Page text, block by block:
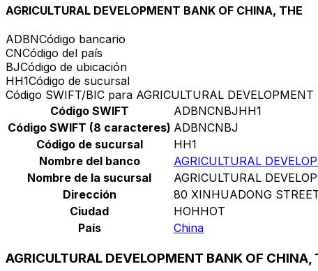
AGRICULTURAL DEVELOPMENT BANK OF CHINA, THE
ADBNCódigo bancario
CNCódigo del país
BJCódigo de ubicación
HH1Código de sucursal
Código SWIFT/BIC para AGRICULTURAL
Código SWIFT
ADBNCNBJHH1
Código SWIFT (8 caracteres) ADBNCNBJ
Código de sucursal
HH1
Nombre del banco
AGRICULTURAL
Nombre de la sucursal
AGRICULTURAL
Dirección
80 XINHUADONG
Ciudad
HOHHOT
País
China
AGRICULTURAL DEVELOPMENT BANK OF